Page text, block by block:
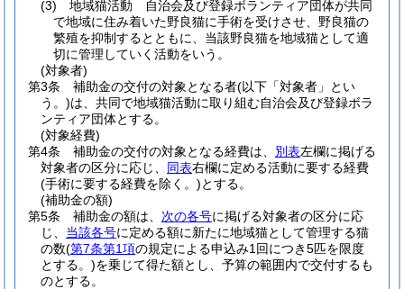
(3)
地域猫活動 自治会及び登録ボランティア団体が共同
で地域に住み着いた野良猫に手術を受けさせ、野良猫の
繁殖を抑制するとともに、当該野良猫を地域猫として適
切に管理していく活動をいう。
(対象者)
第3条
補助金の交付の対象となる者(以下「対象者」とい
う。)は、共同で地域猫活動に取り組む自治会及び登録ボラ
ンティア団体とする。
(対象経費)
第4条
補助金の交付の対象となる経費は、 別表左欄に掲げる
対象者の区分に応じ、 同表右欄に定める活動に要する経費
(手術に要する経費を除く。)とする。
(補助金の額)
第5条
補助金の額は、 次の各号に掲げる対象者の区分に応
じ、 当該各号に定める額に新たに地域猫として管理する猫
の数(第7条第1項の規定による申込み1回につき5匹を限度
とする。)を乗じて得た額とし、予算の範囲内で交付するも
のとする。